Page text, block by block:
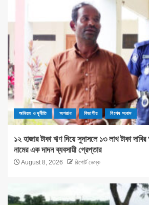
অনিয়ম ও দূর্নীতি অপরাধ বিভাগীয় বিশেষ সংবাদ
১২ হাজার টাকা ঋণ দিয়ে সুদাসলে ১৩ লাখ টাকা
নামের এক দাদন ব্যবসায়ী গ্রেপ্তার
August 8, 2026 রিপোর্ট ডেস্ক